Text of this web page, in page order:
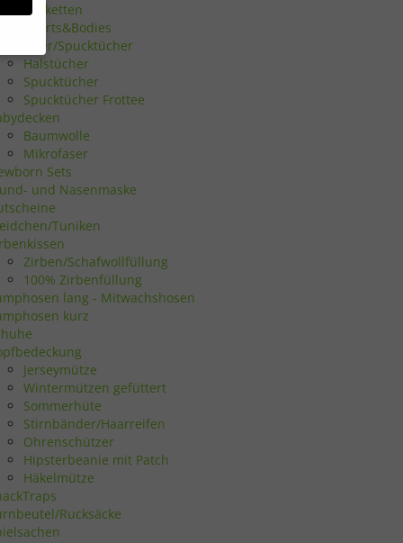
Shirts&Bodies
Spucktücher
Halstücher
Spucktücher
Spucktücher Frottee
Baumwolle
Mikrofaser
Sets
und Nasenmaske
Tuniken
Zirben/Schafwollfüllung
100% Zirbenfüllung
lang - Mitwachshosen
kurz
Jerseymütze
Wintermützen gefüttert
Sommerhüte
Stirnbänder/Haarreifen
Ohrenschützer
Hipsterbeanie mit Patch
Häkelmütze
Rucksäcke
Zurück
Statistiken
Marketing